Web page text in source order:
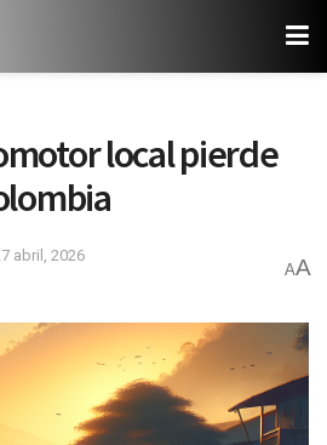
local pierde
abril, 2026
AA